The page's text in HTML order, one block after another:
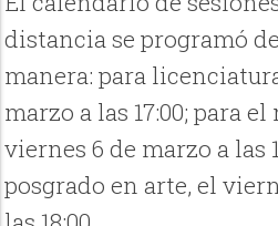
distancia se programó
manera: para
marzo a las 17:00; para
viernes 6 de marzo a las
posgrado en arte, el